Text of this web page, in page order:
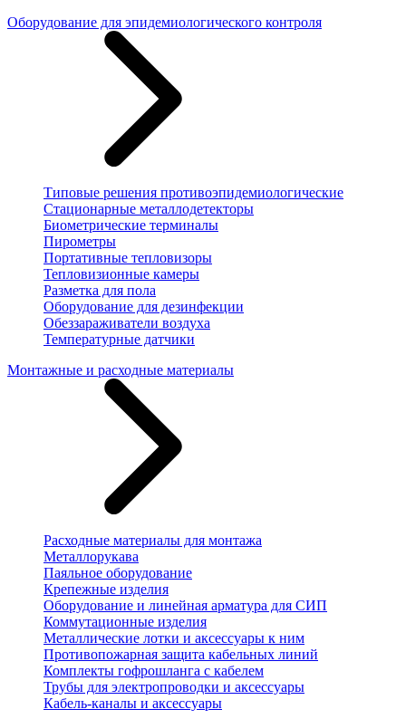
Оборудование для эпидемиологического контроля
Типовые решения противоэпидемиологические
Стационарные металлодетекторы
Биометрические терминалы
Пирометры
Портативные тепловизоры
Тепловизионные камеры
Разметка для пола
Оборудование для дезинфекции
Обеззараживатели воздуха
Температурные датчики
Монтажные и расходные материалы
Расходные материалы для монтажа
Металлорукава
Паяльное оборудование
Крепежные изделия
Оборудование и линейная арматура для СИП
Коммутационные изделия
Металлические лотки и аксессуары к ним
Противопожарная защита кабельных линий
Комплекты гофрошланга с кабелем
Трубы для электропроводки и аксессуары
Кабель-каналы и аксессуары